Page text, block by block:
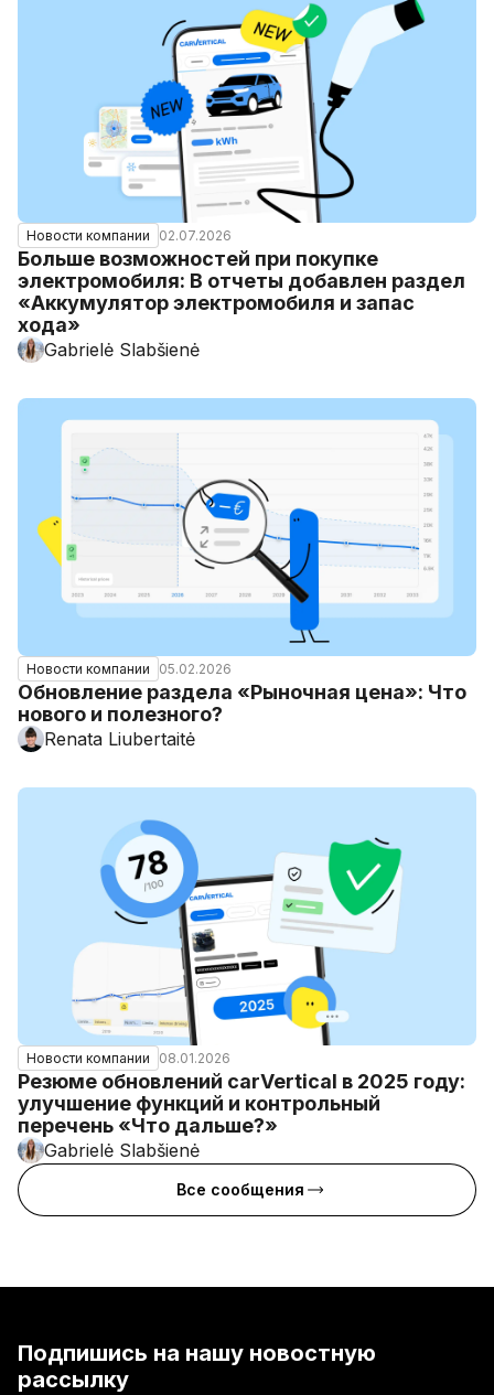
Новости компании 02.07.2026
Больше возможностей при покупке
электромобиля: В отчеты добавлен раздел
«Аккумулятор электромобиля и запас
хода»
Gabrielė Slabšienė
Новости компании 05.02.2026
Обновление раздела «Рыночная цена»: Что
нового и полезного?
Renata Liubertaitė
Новости компании 08.01.2026
Резюме обновлений carVertical в 2025 году:
улучшение функций и контрольный
перечень «Что дальше?»
Gabrielė Slabšienė
Все сообщения
Подпишись на нашу новостную
рассылку